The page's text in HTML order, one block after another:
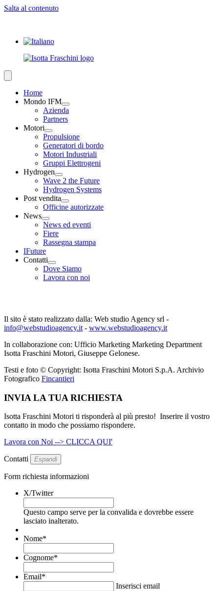
Salta al contenuto
Home
Mondo IFM
Azienda
Partners
Motori
Propulsione
Generatori di bordo
Motori Industriali
Gruppi Elettrogeni
Hydrogen
Wave 2 the Future
Hydrogen Systems
Post vendita
Officine autorizzate
News
News ed eventi
Fiere
Rassegna stampa
IFuture
Contatti
Dove Siamo
Lavora con noi
Il sito è stato realizzato dalla: Web studio Agency srl -
info@webstudioagency.it - www.webstudioagency.it
In collaborazione con: Ufficio Marketing Marketing Department
Isotta Fraschini Motori, Giuseppe Gelonese.
Testi e foto © Copyright: Isotta Fraschini Motori S.p.A. Archivio
Fotografico Fincantieri
INVIA LA TUA RICHIESTA
Isotta Fraschini Motori ti risponderà al più presto! Inserire il vostro
contatto in modo che possiamo rispondere.
Lavora con Noi --> CLICCA QUI'
Contatti Espandi
Form richiesta informazioni
X/Twitter
Questo campo serve per la convalida e dovrebbe essere
lasciato inalterato.
Nome*
Cognome*
Email*
Inserisci email